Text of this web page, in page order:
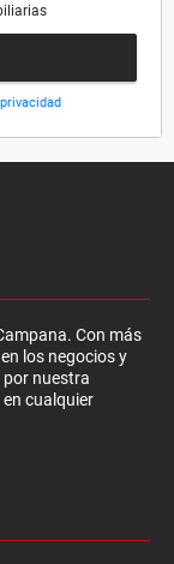
Con más
los negocios y
nuestra
cualquier